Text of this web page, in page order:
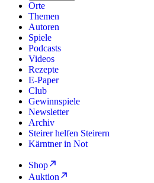
Orte
Themen
Autoren
Spiele
Podcasts
Videos
Rezepte
E-Paper
Club
Gewinnspiele
Newsletter
Archiv
Steirer helfen Steirern
Kärntner in Not
Shop
Auktion